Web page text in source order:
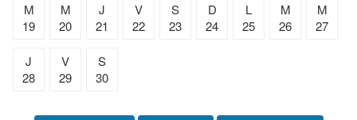
M
19
M
20
J
21
V
22
S
23
D
24
L
25
M
26
M
27
J
28
V
29
S
30